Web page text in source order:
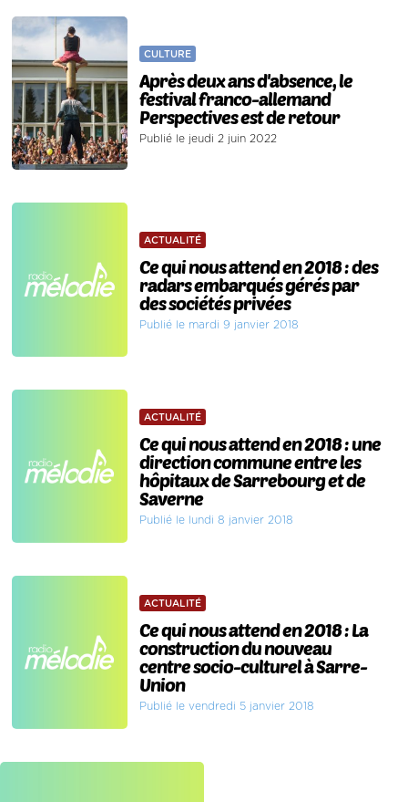
CULTURE
Après deux ans d'absence, le
festival franco-allemand
Perspectives est de retour
Publié le jeudi 2 juin 2022
ACTUALITÉ
Ce qui nous attend en 2018 : des
radars embarqués gérés par
des sociétés privées
Publié le mardi 9 janvier 2018
ACTUALITÉ
Ce qui nous attend en 2018 : une
direction commune entre les
hôpitaux de Sarrebourg et de
Saverne
Publié le lundi 8 janvier 2018
ACTUALITÉ
Ce qui nous attend en 2018 : La
construction du nouveau
centre socio-culturel à Sarre-
Union
Publié le vendredi 5 janvier 2018